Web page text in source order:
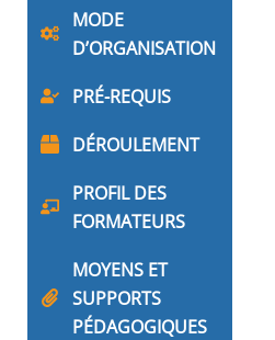
MODE
D’ORGANISATION
PRÉ-REQUIS
DÉROULEMENT
PROFIL DES
FORMATEURS
MOYENS ET
SUPPORTS
PÉDAGOGIQUES